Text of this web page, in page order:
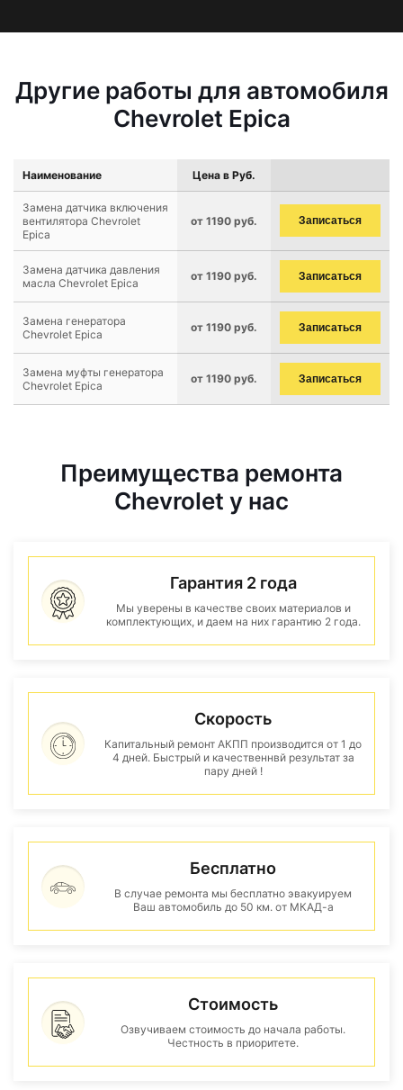
Другие работы для автомобиля
Chevrolet Epica
Наименование Цена в Руб.
Замена датчика включения
вентилятора Chevrolet
Epica
от 1190 руб. Записаться
Замена датчика давления
масла Chevrolet Epica
от 1190 руб. Записаться
Замена генератора
Chevrolet Epica
от 1190 руб. Записаться
Замена муфты генератора
Chevrolet Epica
от 1190 руб. Записаться
Преимущества ремонта
Chevrolet у нас
Гарантия 2 года
Мы уверены в качестве своих материалов и
комплектующих, и даем на них гарантию 2 года.
Скорость
Капитальный ремонт АКПП производится от 1 до
4 дней. Быстрый и качественнвй результат за
пару дней !
Бесплатно
В случае ремонта мы бесплатно эвакуируем
Ваш автомобиль до 50 км. от МКАД-а
Стоимость
Озвучиваем стоимость до начала работы.
Честность в приоритете.